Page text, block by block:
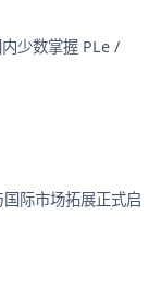
少数掌握 PLe /
际市场拓展正式启